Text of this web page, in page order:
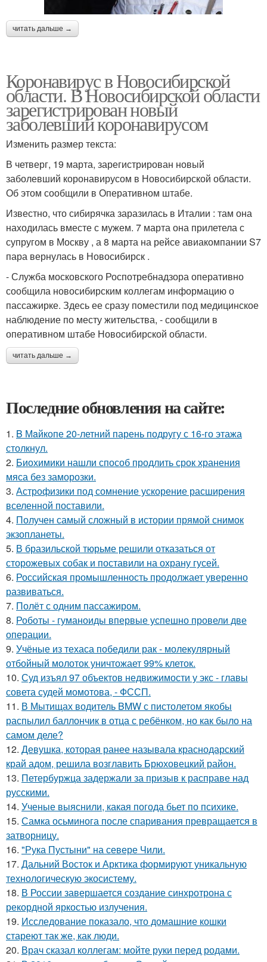
читать дальше →
Коронавирус в Новосибирской
области. В Новосибирской области
зарегистрирован новый
заболевший коронавирусом
Изменить размер текста:
В четверг, 19 марта, зарегистрирован новый
заболевший коронавирусом в Новосибирской области.
Об этом сообщили в Оперативном штабе.
Известно, что сибирячка заразилась в Италии : там она
находилась вместе с мужем. 7 марта она прилетела с
супругом в Москву , а 8 марта на рейсе авиакомпании S7
пара вернулась в Новосибирск .
- Служба московского Роспотребнадзора оперативно
сообщила новосибирским коллегам информацию о
пассажирке. Здесь ее сразу поместили под медицинское
наблюдение по месту жительства, - сообщили в
оперативном штабе Новосибирской области.
читать дальше →
Последние обновления на сайте:
1. B Мaйкопе 20-летний парень подругу с 16-го этажа
столкнул.
2. Биохимики нашли способ продлить срок хранения
мяса без заморозки.
3. Астрофизики под сомнение ускорение расширения
вселенной поставили.
4. Получен самый сложный в истории прямой снимок
экзопланеты.
5. В бразильской тюрьме решили отказаться от
сторожевых собак и поставили на охрану гусей.
6. Российская промышленность продолжает уверенно
развиваться.
7. Полёт с одним пассажиром.
8. Роботы - гуманоиды впервые успешно провели две
операции.
9. Учёные из техаса победили рак - молекулярный
отбойный молоток уничтожает 99% клеток.
10. Суд изъял 97 объектов недвижимости у экс - главы
совета судей момотова, - ФССП.
11. В Мытищах водитель BMW с пистолетом якобы
распылил баллончик в отца с ребёнком, но как было на
самом деле?
12. Девушка, которая ранее называла краснодарский
край адом, решила возглавить Брюховецкий район.
13. Петербуржца задержали за призыв к расправе над
русскими.
14. Ученые выяснили, какая погода бьет по психике.
15. Самка осьминога после спаривания превращается в
затворницу.
16. "Рука Пустыни" на севере Чили.
17. Дальний Восток и Арктика формируют уникальную
технологическую экосистему.
18. В России завершается создание синхротрона с
рекордной яркостью излучения.
19. Исследование показало, что домашние кошки
стареют так же, как люди.
20. Врач сказал коллегам: мойте руки перед родами.